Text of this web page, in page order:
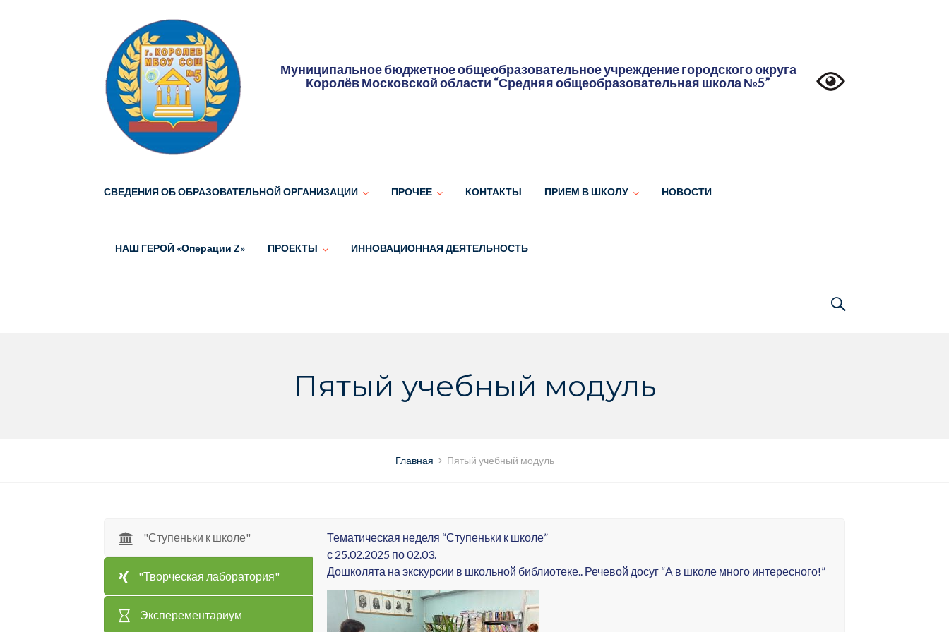
Муниципальное бюджетное общеобразовательное учреждение городского округа
Королёв Московской области “Средняя общеобразовательная школа №5”
СВЕДЕНИЯ ОБ ОБРАЗОВАТЕЛЬНОЙ ОРГАНИЗАЦИИ ПРОЧЕЕ КОНТАКТЫ ПРИЕМ В ШКОЛУ НОВОСТИ
НАШ ГЕРОЙ «Операции Z» ПРОЕКТЫ ИННОВАЦИОННАЯ ДЕЯТЕЛЬНОСТЬ
Пятый учебный модуль
Главная Пятый учебный модуль
"Ступеньки к школе"
"Творческая лаборатория"
Эксперементариум
Тематическая неделя “Ступеньки к школе”
с 25.02.2025 по 02.03.
Дошколята на экскурсии в школьной библиотеке.. Речевой досуг “А в школе много интересного!”